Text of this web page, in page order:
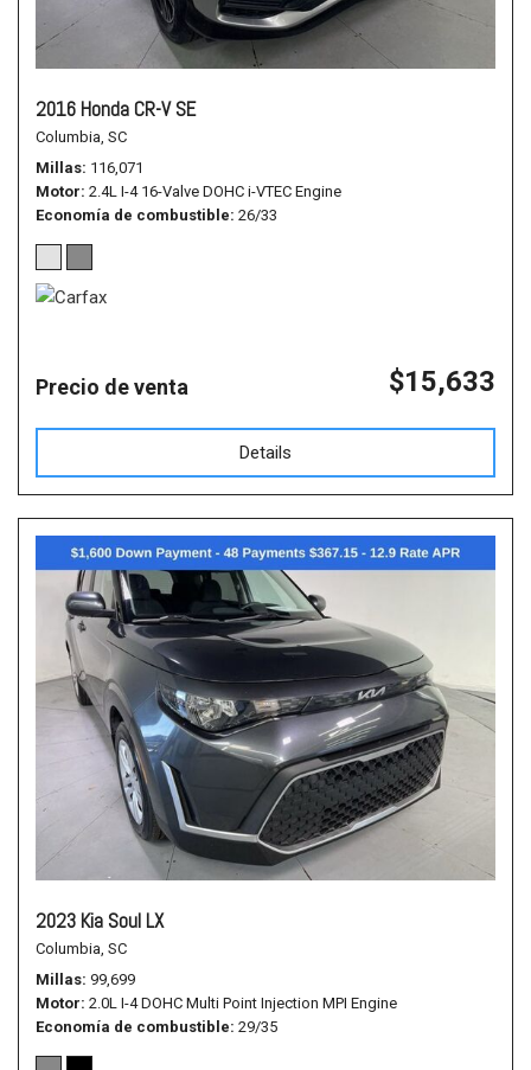
2016 Honda CR-V SE
Columbia, SC
Millas 116,071
Motor 2.4L I-4 16-Valve DOHC i-VTEC Engine
Economía de combustible 26/33
Precio de venta $15,633
Details
2023 Kia Soul LX
Columbia, SC
Millas 99,699
Motor 2.0L I-4 DOHC Multi Point Injection MPI Engine
Economía de combustible 29/35